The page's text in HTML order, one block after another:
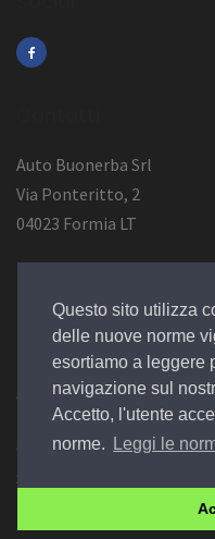
Questo sito utilizza
delle nuove norme
esortiamo a leggere
navigazione sul
Accetto, l'utente
norme.
Leggi le
Auto Buonerba Srl
Via Ponteritto, 2
04023 Formia LT
P.Iva 01473730594
© 2019 Design by EGSoft
Cookie|Privacy Law|
Siamo su Carpro.it